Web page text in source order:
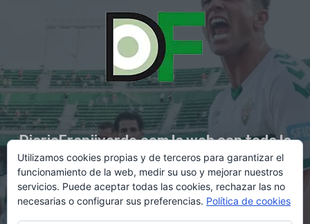
DiarioFranjiverde.com la web con toda la
información del Elche C.F.
Contacto en:diario@franjiverde.com
Utilizamos cookies propias y de terceros para garantizar el
funcionamiento de la web, medir su uso y mejorar nuestros
servicios. Puede aceptar todas las cookies, rechazar las no
necesarias o configurar sus preferencias. Política de cookies